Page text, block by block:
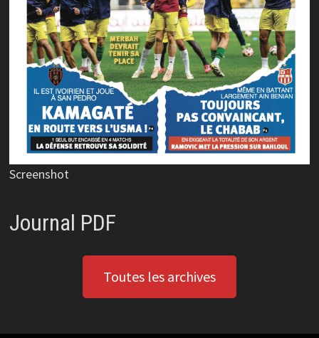
Screenshot
Journal PDF
Toutes les archives